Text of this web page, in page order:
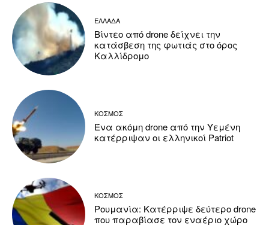
ΕΛΛΑΔΑ
Βίντεο από drone δείχνει την
κατάσβεση της φωτιάς στο όρος
Καλλίδρομο
ΚΟΣΜΟΣ
Ένα ακόμη drone από την Υεμένη
κατέρριψαν οι ελληνικοί Patriot
ΚΟΣΜΟΣ
Ρουμανία: Κατέρριψε δεύτερο drone
που παραβίασε τον εναέριο χώρο